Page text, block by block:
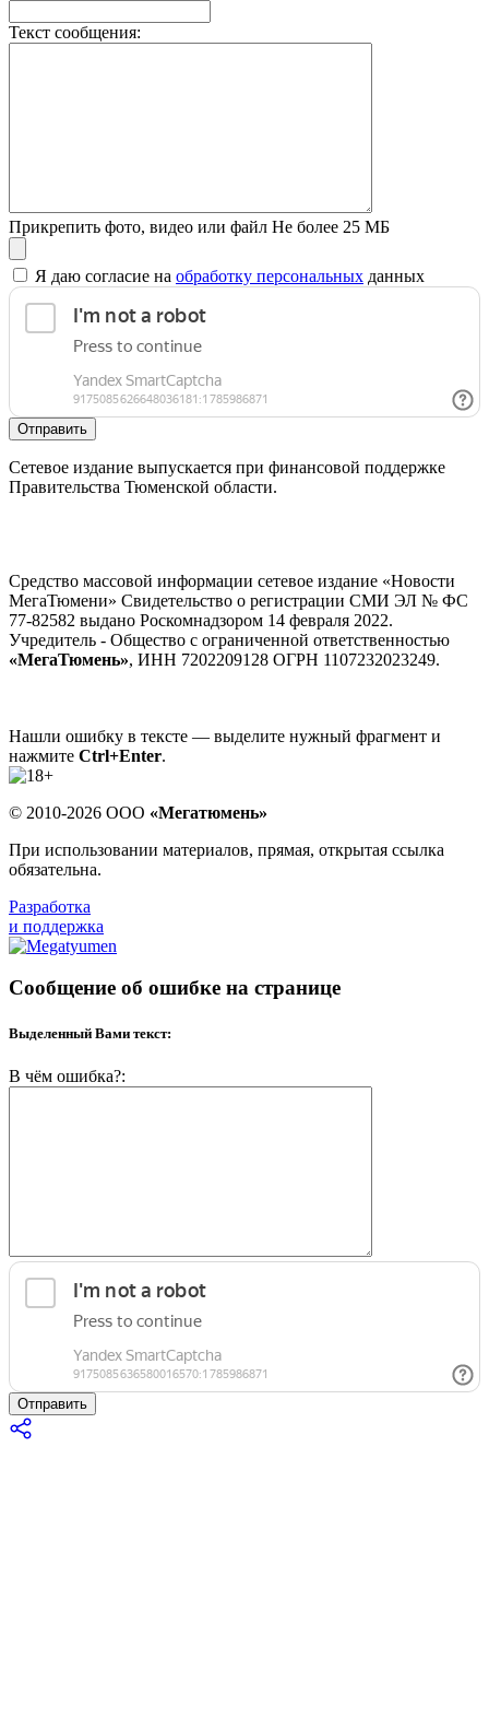
Текст сообщения:
Прикрепить фото, видео или файл Не более 25 МБ
Я даю согласие на обработку персональных данных
Отправить
Сетевое издание выпускается при финансовой поддержке
Правительства Тюменской области.
Средство массовой информации сетевое издание «Новости
МегаТюмени» Свидетельство о регистрации СМИ ЭЛ № ФС
77-82582 выдано Роскомнадзором 14 февраля 2022.
Учредитель - Общество с ограниченной ответственностью
«МегаТюмень», ИНН 7202209128 ОГРН 1107232023249.
Нашли ошибку в тексте — выделите нужный фрагмент и
нажмите Ctrl+Enter.
© 2010-2026 ООО «Мегатюмень»
При использовании материалов, прямая, открытая ссылка
обязательна.
Разработка
и поддержка
Сообщение об ошибке на странице
Выделенный Вами текст:
В чём ошибка?:
Отправить